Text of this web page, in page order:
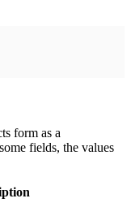
form as a
fields, the values